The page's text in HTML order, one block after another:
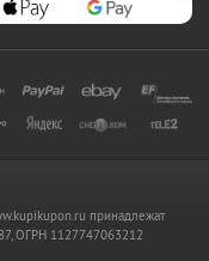
принадлежат
ОГРН 1127747063212